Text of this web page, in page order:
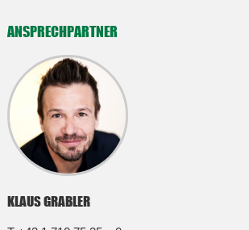
ANSPRECHPARTNER
KLAUS GRABLER